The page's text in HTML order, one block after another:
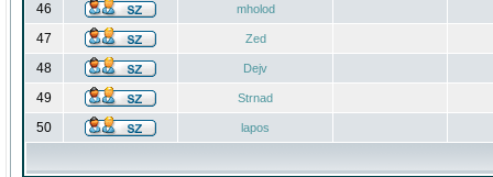
46 mholod
47 Zed
48 Dejv
49 Strnad
50 lapos